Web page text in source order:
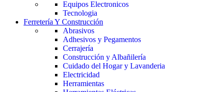
Equipos Electronicos
Tecnologia
Ferretería Y Construcción
Abrasivos
Adhesivos y Pegamentos
Cerrajería
Construcción y Albañilería
Cuidado del Hogar y Lavanderia
Electricidad
Herramientas